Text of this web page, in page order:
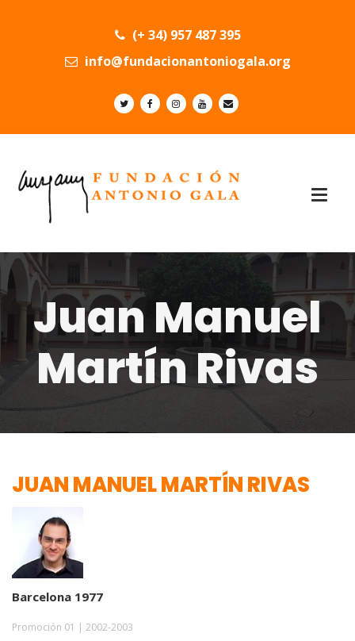
(+ 34) 957 487 395
info@fundacionantoniogala.org
Juan Manuel
Martín Rivas
JUAN MANUEL MARTÍN RIVAS
Barcelona 1977
Promoción 01 | 2002-2003